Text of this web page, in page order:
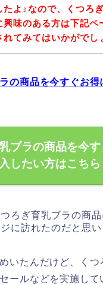
たよ♪なので、くつろ
興味のある方は下記ペ
れてみてはいかがでし
の商品を今すぐお得
ブラの商品を今
したい方はこちら
ろぎ育乳ブラの商
に訪れたのだと思い
いたんだけど、くつ
ールなどを実施して